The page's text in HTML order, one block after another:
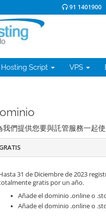
91 1401900
Hosting Script VPS
們提供您要與託管服務一起使
31 de Diciembre de 2023
gratis por un año.
Añade el dominio .online o
Añade el dominio .online o